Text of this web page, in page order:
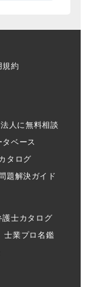
規約
人に無料相談
ベース
タログ
題解決ガイド
護士カタログ
士業プロ名鑑